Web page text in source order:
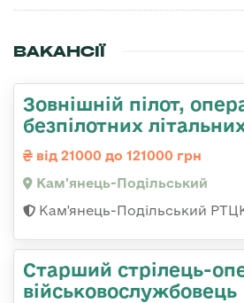
ВАКАНСІЇ
Зовнішній пілот,
безпілотних
від 21000 до 121000 грн
Кам'янець-Подільський
Кам'янець-Подільський
Старший стрілець-
військовослужбовець